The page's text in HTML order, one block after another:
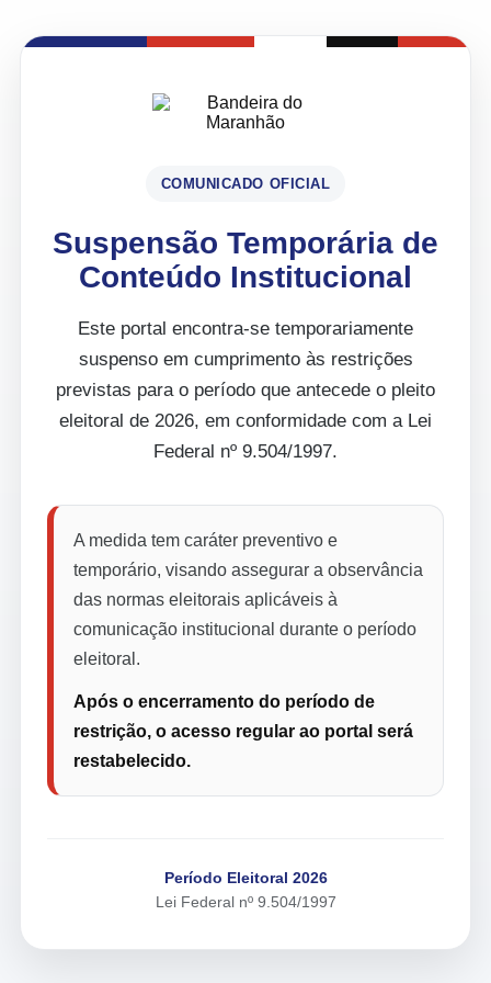
COMUNICADO OFICIAL
Suspensão Temporária de
Conteúdo Institucional
Este portal encontra-se temporariamente
suspenso em cumprimento às restrições
previstas para o período que antecede o pleito
eleitoral de 2026, em conformidade com a Lei
Federal nº 9.504/1997.
A medida tem caráter preventivo e
temporário, visando assegurar a observância
das normas eleitorais aplicáveis à
comunicação institucional durante o período
eleitoral.
Após o encerramento do período de
restrição, o acesso regular ao portal será
restabelecido.
Período Eleitoral 2026
Lei Federal nº 9.504/1997